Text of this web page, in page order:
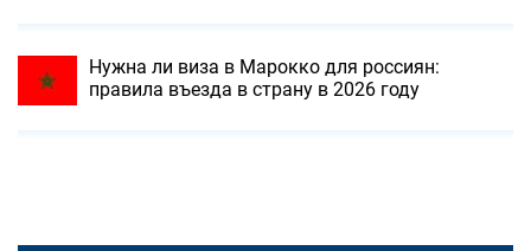
Нужна ли виза в Марокко для россиян:
правила въезда в страну в 2026 году